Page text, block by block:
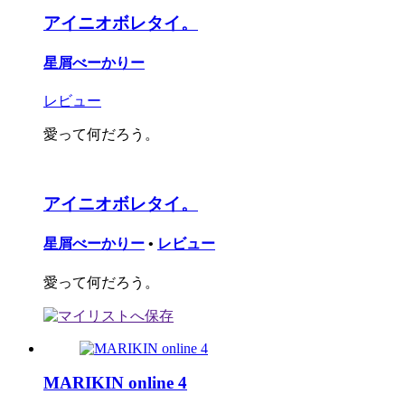
アイニオボレタイ。
星屑べーかりー
レビュー
愛って何だろう。
アイニオボレタイ。
星屑べーかりー • レビュー
愛って何だろう。
MARIKIN online 4